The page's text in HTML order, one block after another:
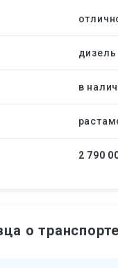
дизель
в
2 790
о транспорте